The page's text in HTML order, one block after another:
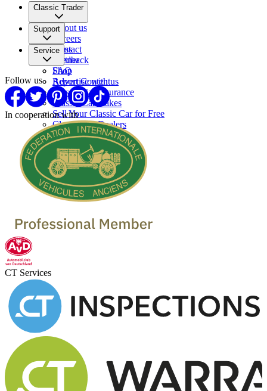
Classic Trader
About us
Careers
Press
Partner
Support
Contact
Feedback
FAQ
Report Content
Service
Shop
Advertise with us
Classic Car Insurance
Classic Car makes
Sell Your Classic Car for Free
Classic Car Dealers
Follow us
In cooperation with
CT Services